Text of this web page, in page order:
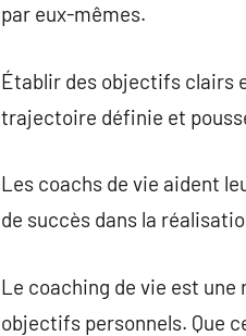
par eux-mêmes.
Établir des objectifs clairs
trajectoire définie et
Les coachs de vie aident
de succès dans la
Le coaching de vie est
objectifs personnels. Que